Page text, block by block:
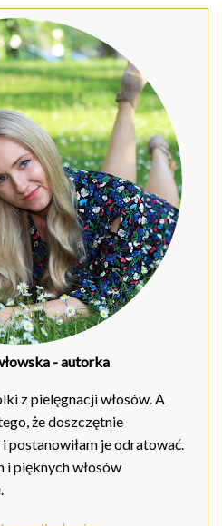
- autorka
z pielęgnacji włosów. A
że doszczętnie
postanowiłam je odratować.
i pięknych włosów